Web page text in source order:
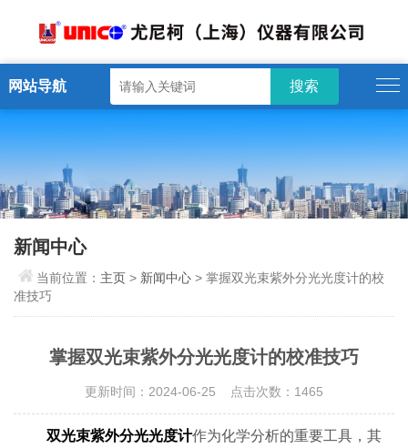
网站导航
新闻中心
当前位置： 主页 > 新闻中心 > 掌握双光束紫外分光光度计的校
准技巧
掌握双光束紫外分光光度计的校准技巧
更新时间：2024-06-25 点击次数：1465
双光束紫外分光光度计作为化学分析的重要工具，其